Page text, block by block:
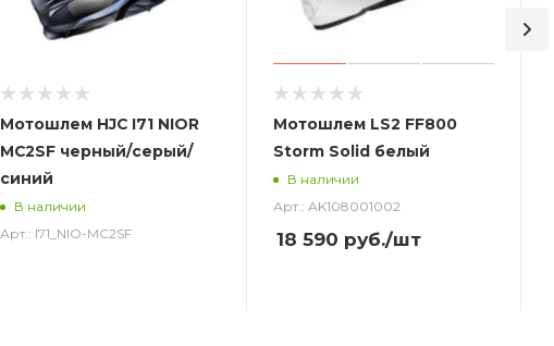
Мотошлем HJC I71 NIOR
MC2SF черный/серый/
синий
В наличии
Арт.: I71_NIO-MC2SF
Мотошлем LS2 FF800
Storm Solid белый
В наличии
Арт.: AK108001002
18 590 руб./шт